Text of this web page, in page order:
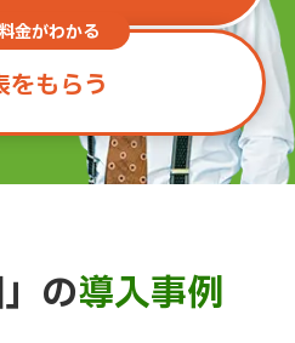
金がわかる
をもらう
の導入事例